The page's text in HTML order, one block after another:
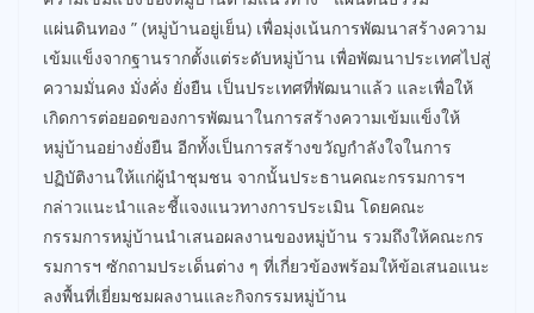
แผ่นดินทอง ” (หมู่บ้านอยู่เย็น) เพื่อมุ่งเน้นการพัฒนาสร้างความ
เข้มแข็งจากฐานรากตั้งแต่ระดับหมู่บ้าน เพื่อพัฒนาประเทศไปสู่
ความมั่นคง มั่งคั่ง ยั่งยืน เป็นประเทศที่พัฒนาแล้ว และเพื่อให้
เกิดการต่อยอดของการพัฒนาในการสร้างความเข้มแข็งให้
หมู่บ้านอย่างยั่งยืน อีกทั้งเป็นการสร้างขวัญกำลังใจในการ
ปฏิบัติงานให้แก่ผู้นำชุมชน จากนั้นประธานคณะกรรมการฯ
กล่าวแนะนำและชี้แจงแนวทางการประเมิน โดยคณะ
กรรมการหมู่บ้านนำเสนอผลงานของหมู่บ้าน รวมถึงให้คณะกร
รมการฯ ซักถามประเด็นต่าง ๆ ที่เกี่ยวข้องพร้อมให้ข้อเสนอแนะ
ลงพื้นที่เยี่ยมชมผลงานและกิจกรรมหมู่บ้าน